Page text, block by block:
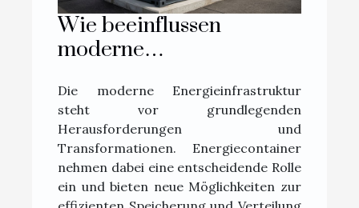
Wie beeinflussen
moderne
Energieinfrastruktur?
Die moderne Energieinfrastruktur
steht vor grundlegenden
Herausforderungen und
Transformationen. Energiecontainer
nehmen dabei eine entscheidende Rolle
ein und bieten neue Möglichkeiten zur